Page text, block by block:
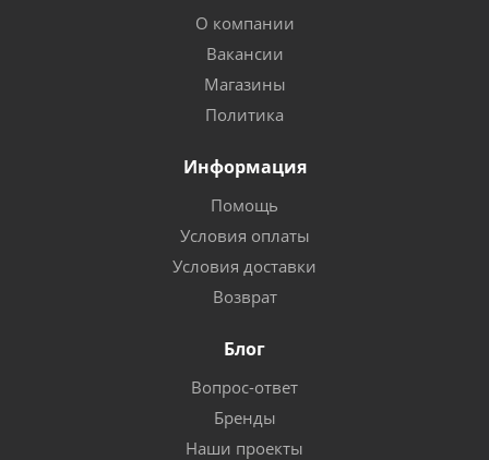
О компании
Вакансии
Магазины
Политика
Информация
Помощь
Условия оплаты
Условия доставки
Возврат
Блог
Вопрос-ответ
Бренды
Наши проекты